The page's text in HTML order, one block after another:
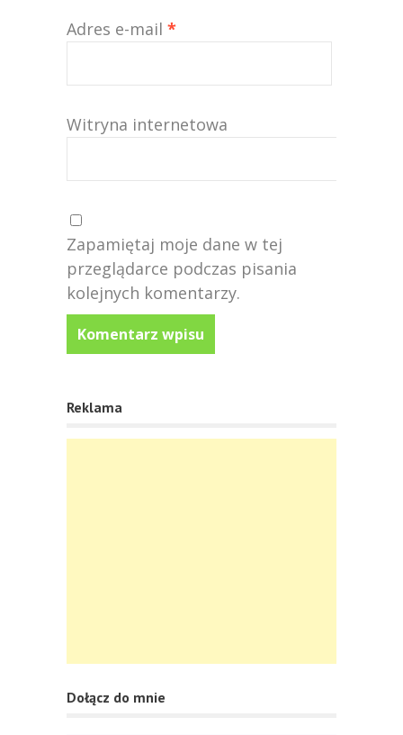
Adres e-mail *
Witryna internetowa
Zapamiętaj moje dane w tej
przeglądarce podczas pisania
kolejnych komentarzy.
Reklama
Dołącz do mnie